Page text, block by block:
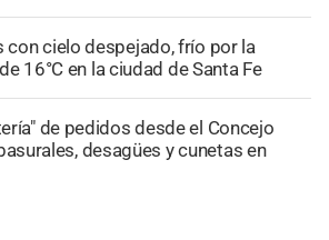
con cielo despejado, frío por la
16°C en la ciudad de Santa Fe
de pedidos desde el Concejo
desagües y cunetas en